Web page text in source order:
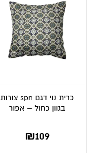
כרית נוי דגם spn צורות
בגוון כחול – אפור
₪109